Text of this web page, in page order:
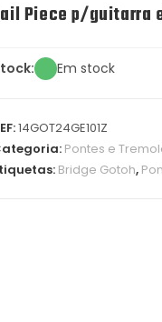
Piece p/guitarra
Em stock
14GOT24GE101Z
Pontes e
Bridge Gotoh,